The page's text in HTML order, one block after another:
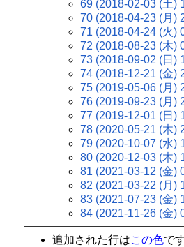
69 (2018-02-03 (土)
70 (2018-04-23 (月)
71 (2018-04-24 (火)
72 (2018-08-23 (木)
73 (2018-09-02 (日)
74 (2018-12-21 (金)
75 (2019-05-06 (月)
76 (2019-09-23 (月)
77 (2019-12-01 (日)
78 (2020-05-21 (木)
79 (2020-10-07 (水)
80 (2020-12-03 (木)
81 (2021-03-12 (金)
82 (2021-03-22 (月)
83 (2021-07-23 (金)
84 (2021-11-26 (金)
追加された行はこの色です